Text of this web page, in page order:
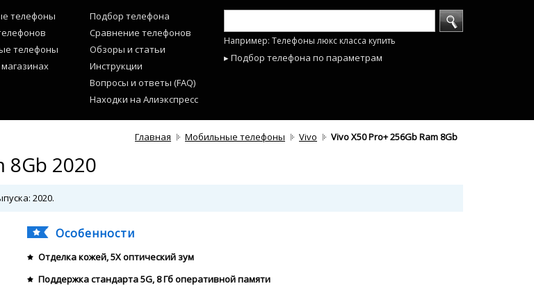
телефоны
телефоны
Подбор телефона
Сравнение телефонов
Обзоры и статьи
Инструкции
Вопросы и ответы (FAQ)
Находки на Алиэкспресс
Например: Телефоны люкс класса купить
▸ Подбор телефона по параметрам
Главная Мобильные телефоны Vivo Vivo X50 Pro+ 256Gb Ram 8Gb
8Gb 2020
2020.
Особенности
Отделка кожей, 5X оптический зум
Поддержка стандарта 5G, 8 Гб оперативной памяти